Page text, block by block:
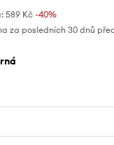
589 Kč-40%
za posledních 30 dnů